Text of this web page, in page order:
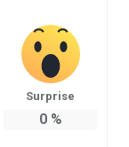
Surprise
0%